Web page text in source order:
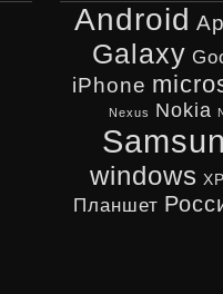
Android
Galaxy
iPhone
Nexus Nokia
windows
Планшет